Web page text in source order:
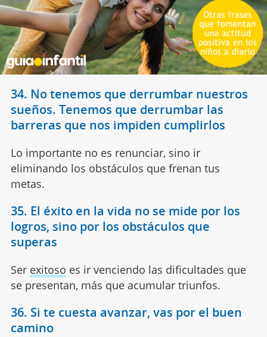
34. No tenemos que derrumbar nuestros
sueños. Tenemos que derrumbar las
barreras que nos impiden cumplirlos
Lo importante no es renunciar, sino ir
eliminando los obstáculos que frenan tus
metas.
35. El éxito en la vida no se mide por los
logros, sino por los obstáculos que
superas
Ser exitoso es ir venciendo las dificultades que
se presentan, más que acumular triunfos.
36. Si te cuesta avanzar, vas por el buen
camino